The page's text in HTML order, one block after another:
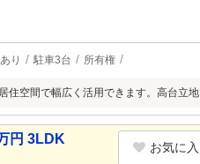
り 駐車3台 所有権
住空間で幅広く活用できます。高台立
円 3LDK
お気に